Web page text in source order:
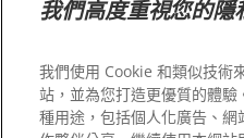
© 2025 Hill's Pet
All rights reserved.
我們高度重視您的隱
我們使用 Cookie 和類似技術
站，並為您打造更優質的體
種用途，包括個人化廣告、